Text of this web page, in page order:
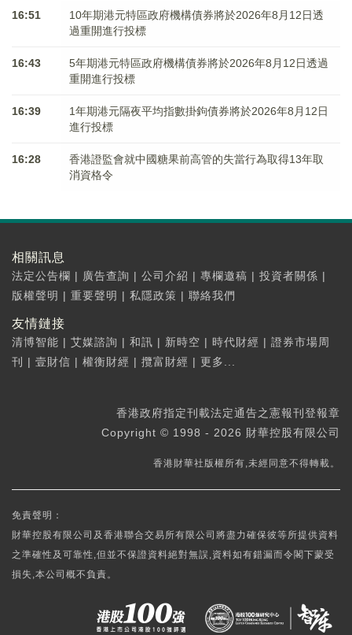
16:51
10年期港元特區政府機構債券將於2026年8月12日透
過重開進行投標
16:43
5年期港元特區政府機構債券將於2026年8月12日透過
重開進行投標
16:39
1年期港元隔夜平均指數掛鉤債券將於2026年8月12日
進行投標
16:28
香港證監會就中國糖果前高管的失當行為取得13年取
消資格令
相關訊息
法定公告欄 | 廣告查詢 | 公司介紹 | 專欄邀稿 | 投資者關係 |
版權聲明 | 重要聲明 | 私隱政策 | 聯絡我們
友情鏈接
清博智能 | 艾媒諮詢 | 和訊 | 新時空 | 時代財經 | 證券市場周
刊
| 壹財信 | 權衡財經 | 攬富財經 | 更多...
香港政府指定刊載法定通告之憲報刊登報章
Copyright © 1998 - 2026 財華控股有限公司
香港財華社版權所有,未經同意不得轉載。
免責聲明：
財華控股有限公司及香港聯合交易所有限公司將盡力確保彼等所提供資料
之準確性及可靠性,但並不保證資料絕對無誤,資料如有錯漏而令閣下蒙受
損失,本公司概不負責。